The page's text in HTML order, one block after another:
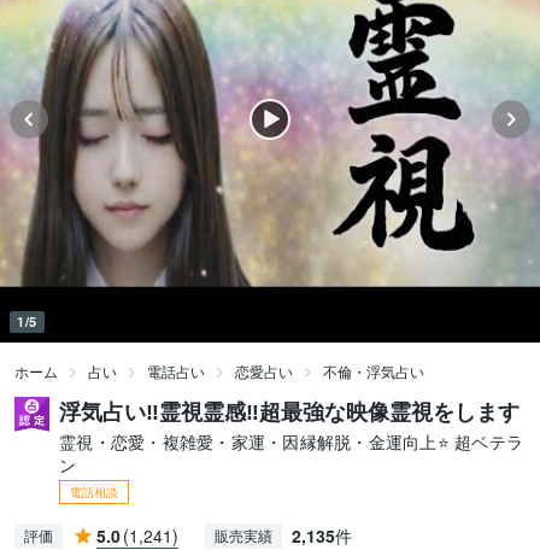
1/5
ホーム 占い 電話占い 恋愛占い 不倫・浮気占い
浮気占い‼️霊視霊感‼️超最強な映像霊視をします
霊視・恋愛・複雑愛・家運・因縁解脱・金運向上⭐ 超ベテラ
ン
電話相談
評価 5.0(1,241) 販売実績 2,135件